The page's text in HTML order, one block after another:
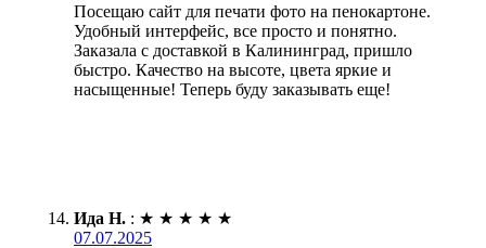
Посещаю сайт для печати фото на пенокартоне.
Удобный интерфейс, все просто и понятно.
Заказала с доставкой в Калининград, пришло
быстро. Качество на высоте, цвета яркие и
насыщенные! Теперь буду заказывать еще!
Ида Н. : ★ ★ ★ ★ ★
07.07.2025